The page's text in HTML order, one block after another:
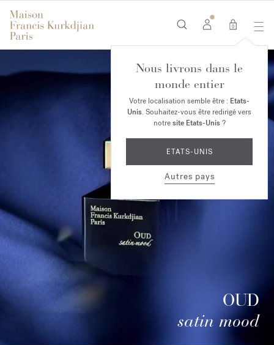
0
Nous livrons dans le
monde entier
Votre localisation semble être : Etats-
Unis. Souhaitez-vous être redirigé vers
notresite Etats-Unis?
ETATS-UNIS
Autres pays
OUD
satin mood